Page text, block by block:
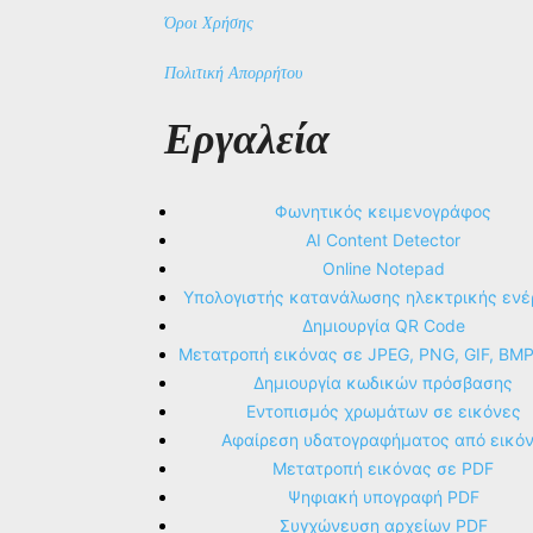
Όροι Χρήσης
Πολιτική Απορρήτου
Εργαλεία
Φωνητικός κειμενογράφος
AI Content Detector
Online Notepad
Υπολογιστής κατανάλωσης ηλεκτρικής
Δημιουργία QR Code
Μετατροπή εικόνας σε JPEG, PNG, GIF,
Δημιουργία κωδικών πρόσβασης
Εντοπισμός χρωμάτων σε εικόνες
Αφαίρεση υδατογραφήματος από
Μετατροπή εικόνας σε PDF
Ψηφιακή υπογραφή PDF
Συγχώνευση αρχείων PDF